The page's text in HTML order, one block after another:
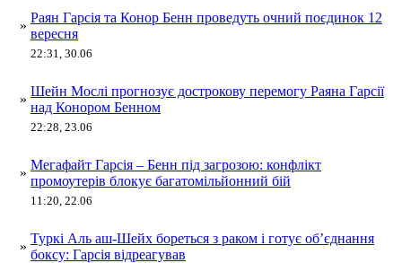
»
Раян Гарсія та Конор Бенн проведуть очний поєдинок 12
вересня
22:31, 30.06
»
Шейн Мослі прогнозує дострокову перемогу Раяна Гарсії
над Конором Бенном
22:28, 23.06
»
Мегафайт Гарсія – Бенн під загрозою: конфлікт
промоутерів блокує багатомільйонний бій
11:20, 22.06
»
Туркі Аль аш-Шейх бореться з раком і готує об’єднання
боксу: Гарсія відреагував